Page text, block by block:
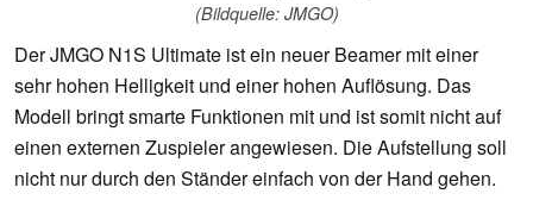
(Bildquelle: JMGO)
Der JMGO N1S Ultimate ist ein neuer Beamer mit einer
sehr hohen Helligkeit und einer hohen Auflösung. Das
Modell bringt smarte Funktionen mit und ist somit nicht auf
einen externen Zuspieler angewiesen. Die Aufstellung soll
nicht nur durch den Ständer einfach von der Hand gehen.